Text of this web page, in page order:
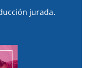
jurada.